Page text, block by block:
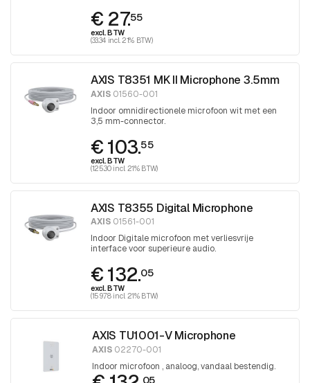
€ 27.55
excl. BTW
(33.34 incl. 21% BTW)
AXIS T8351 MK II Microphone 3.5mm
AXIS 01560-001
Indoor omnidirectionele microfoon wit met een
3,5 mm-connector.
€ 103.55
excl. BTW
(125.30 incl. 21% BTW)
AXIS T8355 Digital Microphone
AXIS 01561-001
Indoor Digitale microfoon met verliesvrije
interface voor superieure audio.
€ 132.05
excl. BTW
(159.78 incl. 21% BTW)
AXIS TU1001-V Microphone
AXIS 02270-001
Indoor microfoon , analoog, vandaal bestendig.
05